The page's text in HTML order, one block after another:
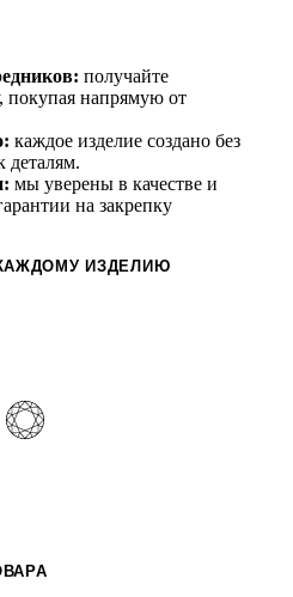
получайте
покупая напрямую от
каждое изделие создано без
деталям.
мы уверены в качестве и
на закрепку
ИЗДЕЛИЮ